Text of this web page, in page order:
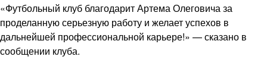
«Футбольный клуб благодарит Артема Олеговича за
проделанную серьезную работу и желает успехов в
дальнейшей профессиональной карьере!» — сказано в
сообщении клуба.